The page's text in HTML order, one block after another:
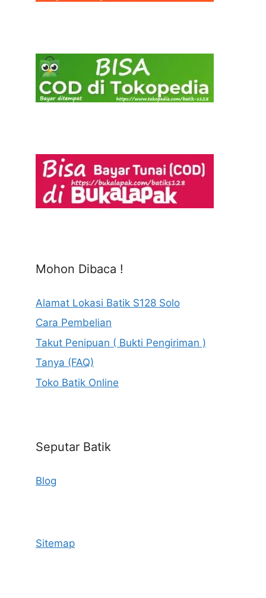
Mohon Dibaca !
Alamat Lokasi Batik S128 Solo
Cara Pembelian
Takut Penipuan ( Bukti Pengiriman )
Tanya (FAQ)
Toko Batik Online
Seputar Batik
Blog
Sitemap